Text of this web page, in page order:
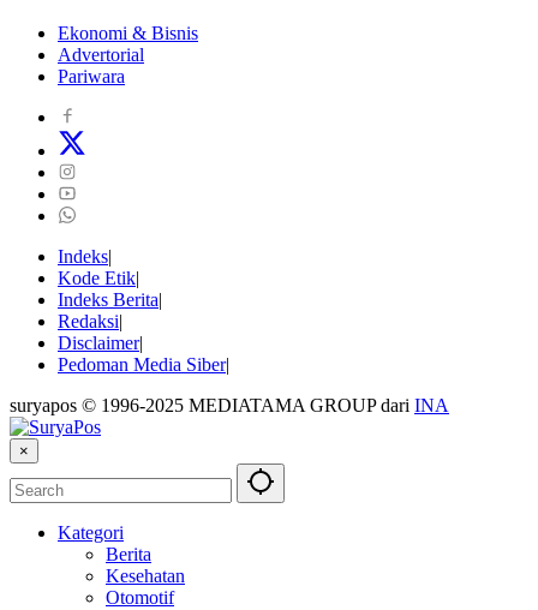
Ekonomi & Bisnis
Advertorial
Pariwara
Indeks
Kode Etik
Indeks Berita
Redaksi
Disclaimer
Pedoman Media Siber
suryapos © 1996-2025 MEDIATAMA GROUP dari INA
×
Kategori
Berita
Kesehatan
Otomotif